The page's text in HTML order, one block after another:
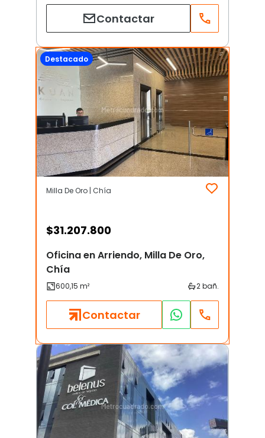
Contactar
Destacado
Milla De Oro | Chía
$31.207.800
Oficina en Arriendo, Milla De Oro,
Chía
Contactar